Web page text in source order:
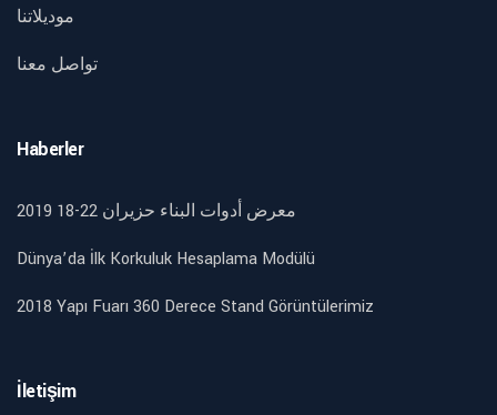
موديلاتنا
تواصل معنا
Haberler
2019 18-22 معرض أدوات البناء حزيران
Dünya’da İlk Korkuluk Hesaplama Modülü
2018 Yapı Fuarı 360 Derece Stand Görüntülerimiz
İletişim